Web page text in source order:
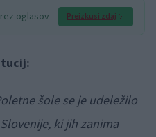
oglasov Preizkusi zdaj
šole se je udeležilo
ki jih zanima